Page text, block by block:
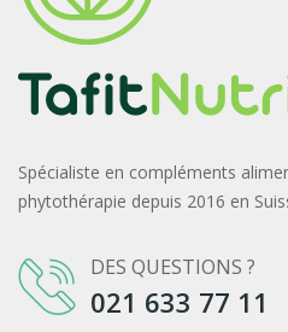
Spécialiste en compléments
phytothérapie depuis 2016 en
DES QUESTIONS ?
021 633 77 11